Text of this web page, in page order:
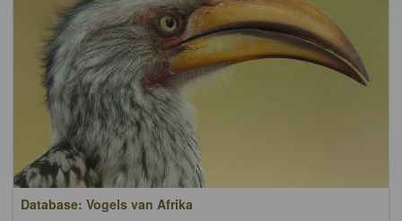
Database: Vogels van Afrika